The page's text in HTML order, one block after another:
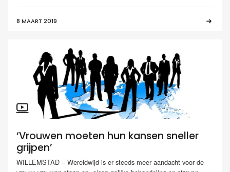
8 MAART 2019
‘Vrouwen moeten hun kansen sneller
grijpen’
WILLEMSTAD – Wereldwijd is er steeds meer aandacht voor de